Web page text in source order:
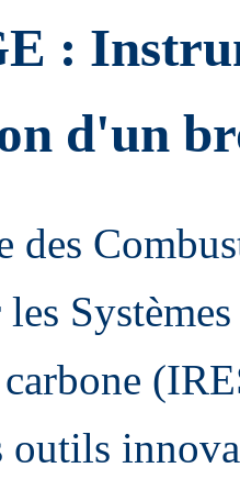
:
d'un
des
les
carbone
outils